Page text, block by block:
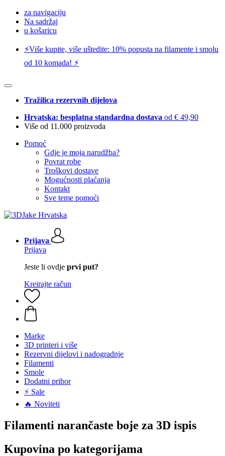
za navigaciju
Na sadržaj
u košaricu
⚡️Više kupite, više uštedite: 10% popusta na filamente i smolu
od 10 komada! ⚡️
Tražilica rezervnih dijelova
Hrvatska: besplatna standardna dostava od € 49,90
Više od 11.000 proizvoda
Pomoć
Gdje je moja narudžba?
Povrat robe
Troškovi dostave
Mogućnosti plaćanja
Kontakt
Sve teme pomoći
Prijava
Prijava
Jeste li ovdje prvi put?
Kreirajte račun
Marke
3D printeri i više
Rezervni dijelovi i nadogradnje
Filamenti
Smole
Dodatni pribor
⚡ Sale
🔥 Noviteti
Filamenti narančaste boje za 3D ispis
Kupovina po kategorijama